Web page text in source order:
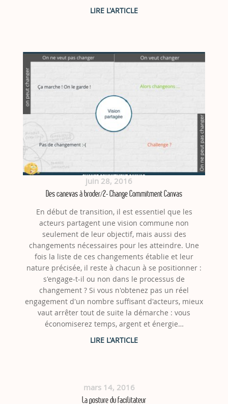
juin 28, 2016
Des canevas à broder/2- Change Commitment Canvas
En début de transition, il est essentiel que les
acteurs partagent une vision commune non
seulement de leur objectif, mais aussi des
changements nécessaires pour les atteindre. Une
fois la liste de ces changements établie et leur
nature précisée, il reste à chacun à se positionner :
s'engage-t-il ou non dans le processus de
changement ? Si vous n'obtenez pas un réel
engagement d'un nombre suffisant d'acteurs, mieux
vaut arrêter tout de suite la démarche : vous
économiserez temps, argent et énergie…
mars 14, 2016
La posture du facilitateur